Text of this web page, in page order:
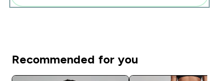
Recommended for you